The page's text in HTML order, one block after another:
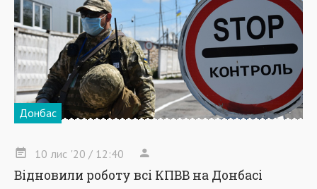
Донбас
10 лис '20 / 12:40
Відновили роботу всі КПВВ на Донбасі